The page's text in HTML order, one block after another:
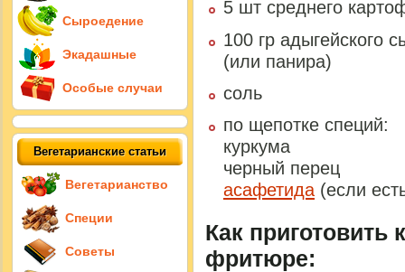
5 шт среднего
100 гр адыгейского
(или панира)
соль
по щепотке специй:
куркума
черный перец
асафетида (если
Как
фритюре:
Сыроедение
Экадашные
Особые случаи
Вегетарианские статьи
Вегетарианство
Специи
Советы